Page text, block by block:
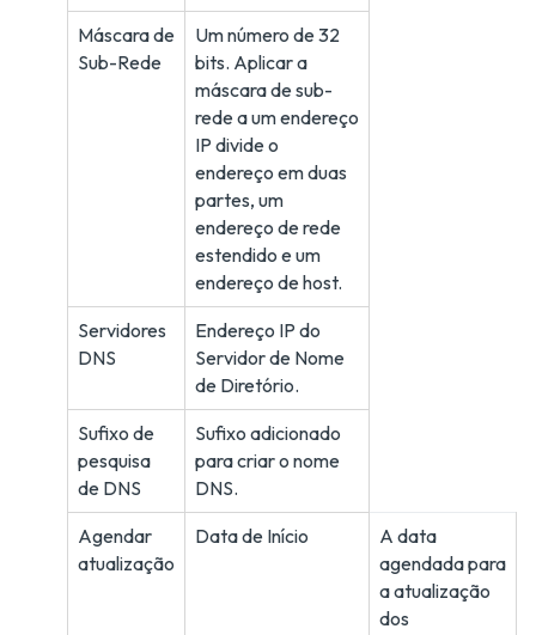
Máscara de
Sub-Rede
Um número de 32
bits. Aplicar a
máscara de sub-
rede a um endereço
IP divide o
endereço em duas
partes, um
endereço de rede
estendido e um
endereço de host.
Servidores
DNS
Endereço IP do
Servidor de Nome
de Diretório.
Sufixo de
pesquisa
de DNS
Sufixo adicionado
para criar o nome
DNS.
Agendar
atualização
Data de Início
A data
agendada para
a atualização
dos